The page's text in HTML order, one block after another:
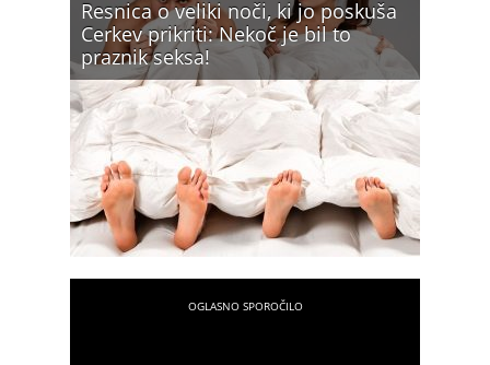
Resnica o veliki noči, ki jo poskuša
Cerkev prikriti: Nekoč je bil to
praznik seksa!